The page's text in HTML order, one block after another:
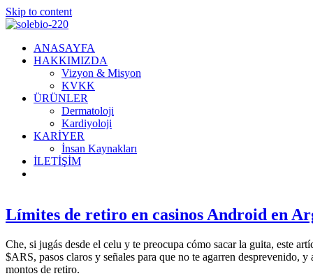
Skip to content
ANASAYFA
HAKKIMIZDA
Vizyon & Misyon
KVKK
ÜRÜNLER
Dermatoloji
Kardiyoloji
KARİYER
İnsan Kaynakları
İLETİŞİM
Límites de retiro en casinos Android en
Che, si jugás desde el celu y te preocupa cómo sacar la guita, este
$ARS, pasos claros y señales para que no te agarren desprevenido,
montos de retiro.